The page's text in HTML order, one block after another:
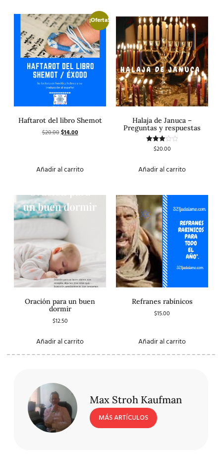
¡Oferta!
Haftarot del libro Shemot
$20.00$14.00
Añadir al carrito
Halaja de Januca –
Preguntas y respuestas
Valorado
con
$20.00
Añadir al carrito
Oración para un buen
dormir
$12.50
Añadir al carrito
Refranes rabínicos
$15.00
Añadir al carrito
Max Stroh Kaufman
MÁS ARTÍCULOS